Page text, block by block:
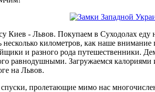
Киев - Львов. Покупаем в Суходолах
несколько километров, как наше
и разного рода путешественники.
равнодушными. Загружаемся калориями
на Львов.
пролетающие мимо нас